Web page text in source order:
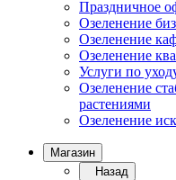
Праздничное
Озеленение
Озеленение
Озеленение
Услуги по
Озеленение
растениями
Озеленение
Магазин
Назад